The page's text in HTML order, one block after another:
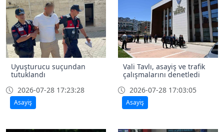
Uyuşturucu suçundan
tutuklandı
2026-07-28 17:23:28
Asayiş
Vali Tavlı, asayiş ve trafik
çalışmalarını denetledi
2026-07-28 17:03:05
Asayiş